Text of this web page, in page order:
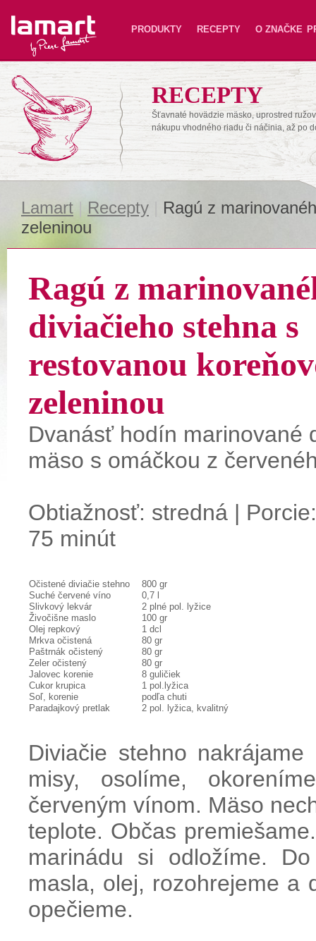
Lamart PRODUKTY RECEPTY O ZNAČKE
RECEPTY
Šťavnaté hovädzie mäsko, uprostred
nákupu vhodného riadu či náčinia, až po
Lamart Recepty
Ragú z
zeleninou
Ragú z
diviačieho stehna s
restovanou
zeleninou
Dvanásť hodín marinované
mäso s omáčkou z
Obtiažnosť: stredná |
75 minút
Očistené diviačie stehno
800 gr
Suché červené víno
0,7 l
Slivkový lekvár
2 plné pol. lyžice
Živočišne maslo
100 gr
Olej repkový
1 dcl
Mrkva očistená
80 gr
Paštrnák očistený
80 gr
Zeler očistený
80 gr
Jalovec korenie
8 guličiek
Cukor krupica
1 pol.lyžica
Soľ, korenie
podľa chuti
Paradajkový pretlak
2 pol. lyžica, kvalitný
Diviačie stehno
misy, osolíme,
červeným vínom. Mäso
teplote. Občas
marinádu si odložíme.
masla, olej, rozohrejeme a
opečieme.